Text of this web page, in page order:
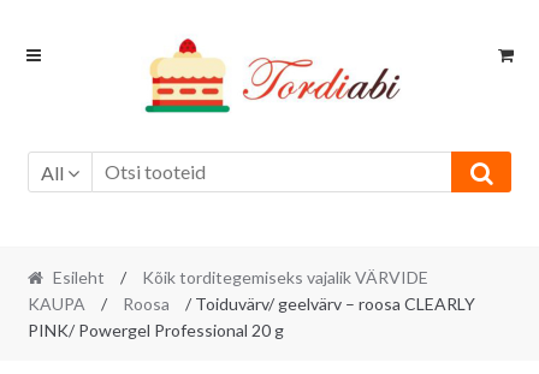
Skip
Skip
All
Esileht /
Kõik torditegemiseks vajalik VÄRVIDE
KAUPA
/ Roosa
/ Toiduvärv/ geelvärv – roosa CLEARLY
PINK/ Powergel Professional 20 g